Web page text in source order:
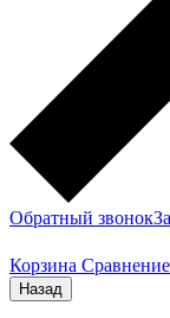
Обратный звонок
Корзина
Назад